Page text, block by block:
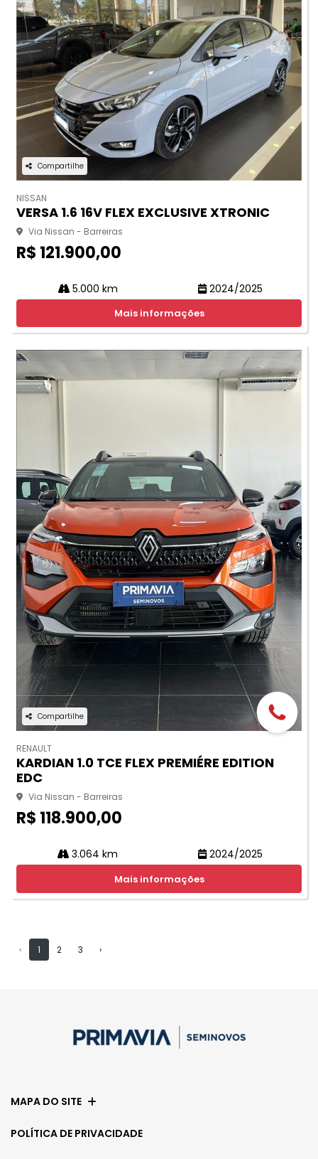
Compartilhe
NISSAN
VERSA 1.6 16V FLEX EXCLUSIVE XTRONIC
Via Nissan - Barreiras
R$ 121.900,00
5.000 km 2024/2025
Mais informações
Compartilhe
RENAULT
KARDIAN 1.0 TCE FLEX PREMIÉRE EDITION
EDC
Via Nissan - Barreiras
R$ 118.900,00
3.064 km 2024/2025
Mais informações
‹ 1 2 3 ›
MAPA DO SITE
POLÍTICA DE PRIVACIDADE